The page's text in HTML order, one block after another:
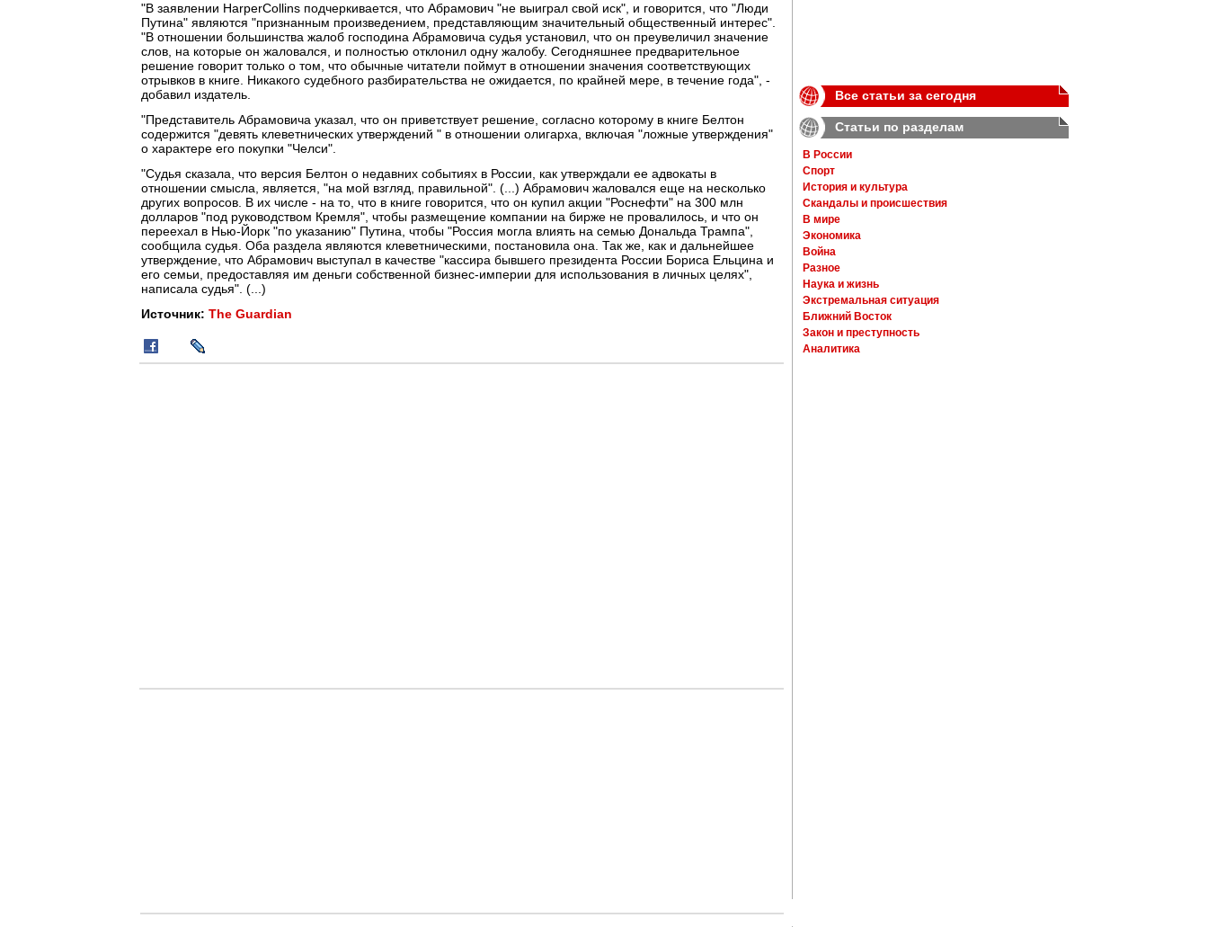
"В заявлении HarperCollins подчеркивается, что Абрамович "не выиграл свой иск", и говорится, что "Люди
Путина" являются "признанным произведением, представляющим значительный общественный интерес".
"В отношении большинства жалоб господина Абрамовича судья установил, что он преувеличил значение
слов, на которые он жаловался, и полностью отклонил одну жалобу. Сегодняшнее предварительное
решение говорит только о том, что обычные читатели поймут в отношении значения соответствующих
отрывков в книге. Никакого судебного разбирательства не ожидается, по крайней мере, в течение года", -
добавил издатель.
"Представитель Абрамовича указал, что он приветствует решение, согласно которому в книге Белтон
содержится "девять клеветнических утверждений " в отношении олигарха, включая "ложные утверждения"
о характере его покупки "Челси".
"Судья сказала, что версия Белтон о недавних событиях в России, как утверждали ее адвокаты в
отношении смысла, является, "на мой взгляд, правильной". (...) Абрамович жаловался еще на несколько
других вопросов. В их числе - на то, что в книге говорится, что он купил акции "Роснефти" на 300 млн
долларов "под руководством Кремля", чтобы размещение компании на бирже не провалилось, и что он
переехал в Нью-Йорк "по указанию" Путина, чтобы "Россия могла влиять на семью Дональда Трампа",
сообщила судья. Оба раздела являются клеветническими, постановила она. Так же, как и дальнейшее
утверждение, что Абрамович выступал в качестве "кассира бывшего президента России Бориса Ельцина и
его семьи, предоставляя им деньги собственной бизнес-империи для использования в личных целях",
написала судья". (...)
Источник: The Guardian
Все статьи за сегодня
Статьи по разделам
В России
Спорт
История и культура
Скандалы и происшествия
В мире
Экономика
Война
Разное
Наука и жизнь
Экстремальная ситуация
Ближний Восток
Закон и преступность
Аналитика